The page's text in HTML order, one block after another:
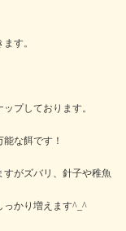
す。
プしております。
な餌です！
がズバリ、針子や稚魚
っかり増えます^_^